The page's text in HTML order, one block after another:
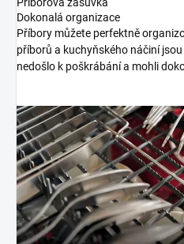
Příborová zásuvka
Dokonalá organizace
Příbory můžete perfektně
příborů a kuchyňského náčiní
nedošlo k poškrábání a mohli